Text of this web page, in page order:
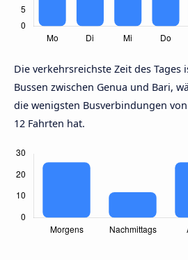
Die verkehrsreichste Zeit des Tages
Bussen zwischen Genua und Bari,
die wenigsten Busverbindungen
12 Fahrten hat.